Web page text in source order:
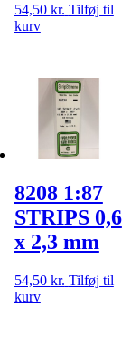
54,50 kr. Tilføj til
kurv
8208 1:87
STRIPS 0,6
x 2,3 mm
54,50 kr. Tilføj til
kurv